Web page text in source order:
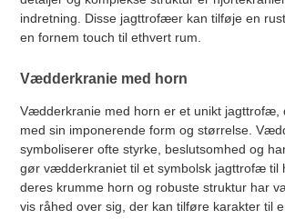
indretning. Disse jagttrofæer kan tilføje en
en fornem touch til ethvert rum.
Vædderkranie med horn
Vædderkranie med horn er et unikt jagttrofæ,
med sin imponerende form og størrelse.
symboliserer ofte styrke, beslutsomhed og
gør vædderkraniet til et symbolsk jagttrofæ til
deres krumme horn og robuste struktur har
vis råhed over sig, der kan tilføre karakter til